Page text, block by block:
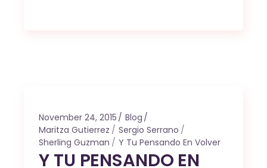
November 24, 2015
Blog
Maritza Gutierrez
Sergio Serrano
Sherling Guzman
Y Tu Pensando En Volver
Y TU PENSANDO EN